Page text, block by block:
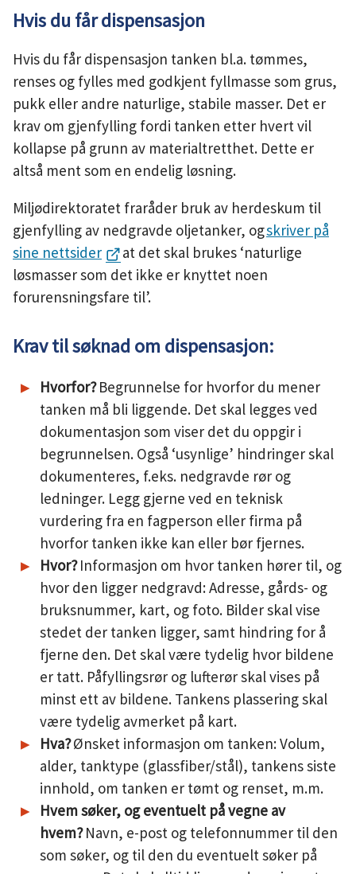
Hvis du får dispensasjon
Hvis du får dispensasjon tanken bl.a. tømmes,
renses og fylles med godkjent fyllmasse som grus,
pukk eller andre naturlige, stabile masser. Det er
krav om gjenfylling fordi tanken etter hvert vil
kollapse på grunn av materialtretthet. Dette er
altså ment som en endelig løsning.
Miljødirektoratet fraråder bruk av herdeskum til
gjenfylling av nedgravde oljetanker, ogskriver på
sine nettsider
at det skal brukes ‘naturlige
løsmasser som det ikke er knyttet noen
forurensningsfare til’.
Krav til søknad om dispensasjon:
Hvorfor?Begrunnelse for hvorfor du mener
tanken må bli liggende. Det skal legges ved
dokumentasjon som viser det du oppgir i
begrunnelsen. Også ‘usynlige’ hindringer skal
dokumenteres, f.eks. nedgravde rør og
ledninger. Legg gjerne ved en teknisk
vurdering fra en fagperson eller firma på
hvorfor tanken ikke kan eller bør fjernes.
Hvor?Informasjon om hvor tanken hører til, og
hvor den ligger nedgravd: Adresse, gårds- og
bruksnummer, kart, og foto. Bilder skal vise
stedet der tanken ligger, samt hindring for å
fjerne den. Det skal være tydelig hvor bildene
er tatt. Påfyllingsrør og lufterør skal vises på
minst ett av bildene. Tankens plassering skal
være tydelig avmerket på kart.
Hva?Ønsket informasjon om tanken: Volum,
alder, tanktype (glassfiber/stål), tankens siste
innhold, om tanken er tømt og renset, m.m.
Hvem søker, og eventuelt på vegne av
hvem?Navn, e-post og telefonnummer til den
som søker, og til den du eventuelt søker på